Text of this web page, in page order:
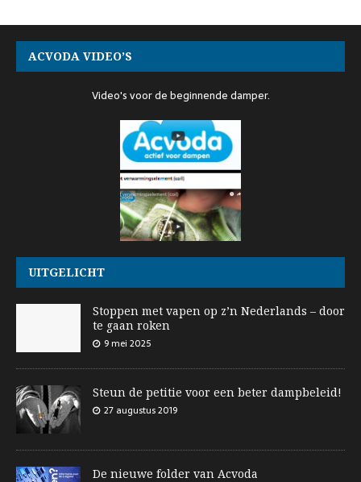
ACVODA VIDEO’S
Video's voor de beginnende damper.
UITGELICHT
Stoppen met vapen op z’n Nederlands – door
te gaan roken
9 mei 2025
Steun de petitie voor een beter dampbeleid!
27 augustus 2019
De nieuwe folder van Acvoda